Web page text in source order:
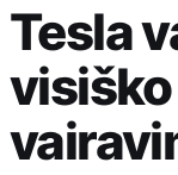
Tesla